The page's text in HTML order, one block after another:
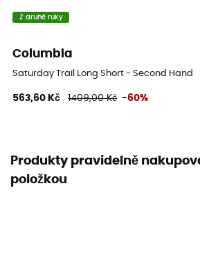
Z druhé ruky
Columbia
Saturday Trail Long Short - Second Hand
563,60 Kč 1409,00 Kč -60%
Produkty pravidelně
položkou